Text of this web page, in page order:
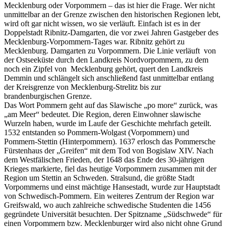
Mecklenburg oder Vorpommern – das ist hier die Frage. Wer nicht
unmittelbar an der Grenze zwischen den historischen Regionen lebt,
wird oft gar nicht wissen, wo sie verläuft. Einfach ist es in der
Doppelstadt Ribnitz-Damgarten, die vor zwei Jahren Gastgeber des
Mecklenburg-Vorpommern-Tages war. Ribnitz gehört zu
Mecklenburg. Damgarten zu Vorpommern. Die Linie verläuft von
der Ostseeküste durch den Landkreis Nordvorpommern, zu dem
noch ein Zipfel von Mecklenburg gehört, quert den Landkreis
Demmin und schlängelt sich anschließend fast unmittelbar entlang
der Kreisgrenze von Mecklenburg-Strelitz bis zur
brandenburgischen Grenze.
Das Wort Pommern geht auf das Slawische „po more“ zurück, was
„am Meer“ bedeutet. Die Region, deren Einwohner slawische
Wurzeln haben, wurde im Laufe der Geschichte mehrfach geteilt.
1532 entstanden so Pommern-Wolgast (Vorpommern) und
Pommern-Stettin (Hinterpommern). 1637 erlosch das Pommersche
Fürstenhaus der „Greifen“ mit dem Tod von Bogislaw XIV. Nach
dem Westfälischen Frieden, der 1648 das Ende des 30-jährigen
Krieges markierte, fiel das heutige Vorpommern zusammen mit der
Region um Stettin an Schweden. Stralsund, die größte Stadt
Vorpommerns und einst mächtige Hansestadt, wurde zur Hauptstadt
von Schwedisch-Pommern. Ein weiteres Zentrum der Region war
Greifswald, wo auch zahlreiche schwedische Studenten die 1456
gegründete Universität besuchten. Der Spitzname „Südschwede“ für
einen Vorpommern bzw. Mecklenburger wird also nicht ohne Grund